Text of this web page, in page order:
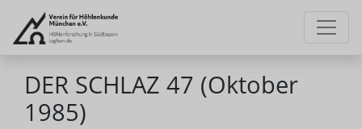
DER SCHLAZ 47 (Oktober
1985)